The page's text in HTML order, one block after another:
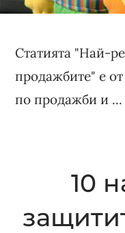
Статията "Най-
продажбите" е
по продажби и
10